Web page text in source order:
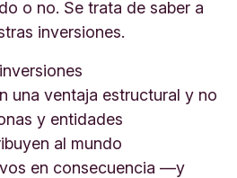
o no. Se trata de saber a
inversiones.
una ventaja estructural y no
y entidades
al mundo
en consecuencia —y